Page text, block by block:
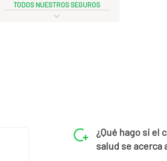
TODOS NUESTROS SEGUROS
¿Qué hago si el
salud se acerca